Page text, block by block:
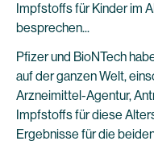
Impfstoffs für Kinder im
besprechen...
Pfizer und BioNTech
auf der ganzen Welt,
Arzneimittel-Agentur,
Impfstoffs für diese
Ergebnisse für die